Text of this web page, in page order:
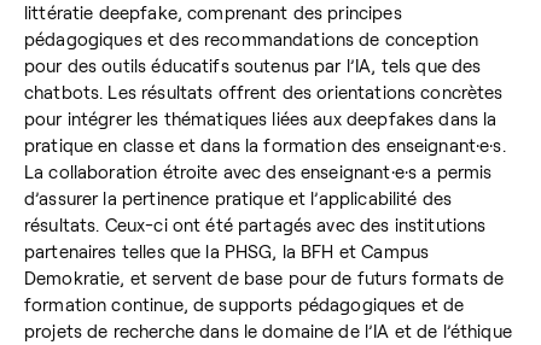
littératie deepfake, comprenant des principes
pédagogiques et des recommandations de conception
pour des outils éducatifs soutenus par l’IA, tels que des
chatbots. Les résultats offrent des orientations concrètes
pour intégrer les thématiques liées aux deepfakes dans la
pratique en classe et dans la formation des enseignant·e·s.
La collaboration étroite avec des enseignant·e·s a permis
d’assurer la pertinence pratique et l’applicabilité des
résultats. Ceux-ci ont été partagés avec des institutions
partenaires telles que la PHSG, la BFH et Campus
Demokratie, et servent de base pour de futurs formats de
formation continue, de supports pédagogiques et de
projets de recherche dans le domaine de l’IA et de l’éthique